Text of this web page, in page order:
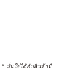
* มั่นใจได้กับสินค้ามี